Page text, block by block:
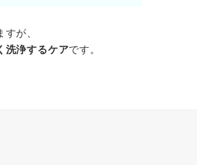
が、
洗浄するケアです。